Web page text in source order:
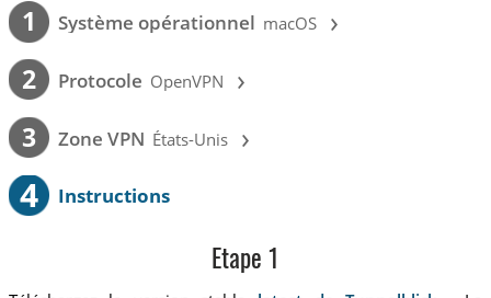
1 Système opérationnel macOS ›
2 Protocole OpenVPN ›
3 Zone VPN États-Unis ›
4 Instructions
Etape 1